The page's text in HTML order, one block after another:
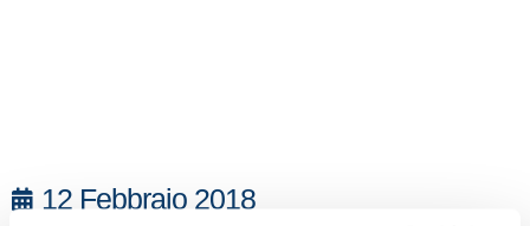
12 Febbraio 2018